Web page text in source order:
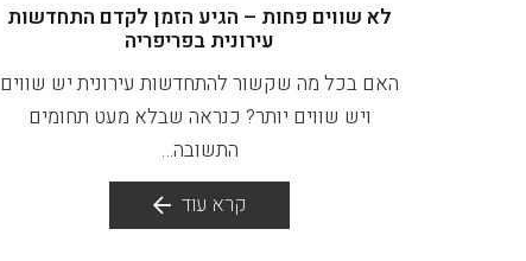
לא שווים פחות – הגיע הזמן לקדם התחדשות
עירונית בפריפריה
האם בכל מה שקשור להתחדשות עירונית יש שווים
ויש שווים יותר? כנראה שבלא מעט תחומים
התשובה…
קרא עוד